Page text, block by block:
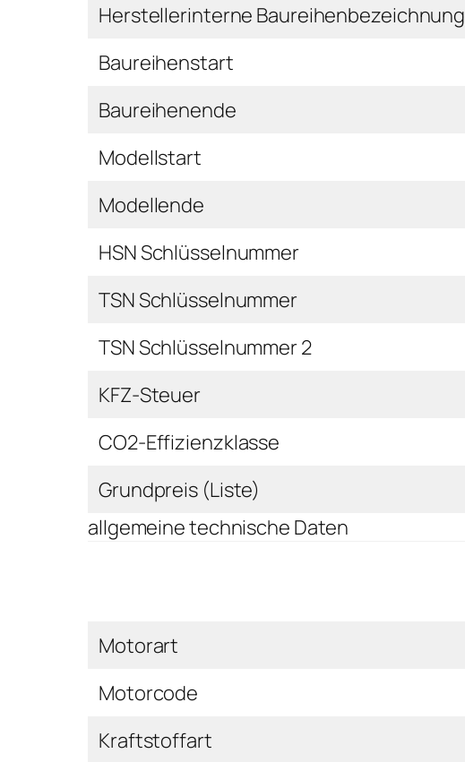
Herstellerinterne Baureihenbezeichnung
Baureihenstart
Baureihenende
Modellstart
Modellende
HSN Schlüsselnummer
TSN Schlüsselnummer
TSN Schlüsselnummer 2
KFZ-Steuer
CO2-Effizienzklasse
Grundpreis (Liste)
allgemeine technische Daten
Motorart
Motorcode
Kraftstoffart